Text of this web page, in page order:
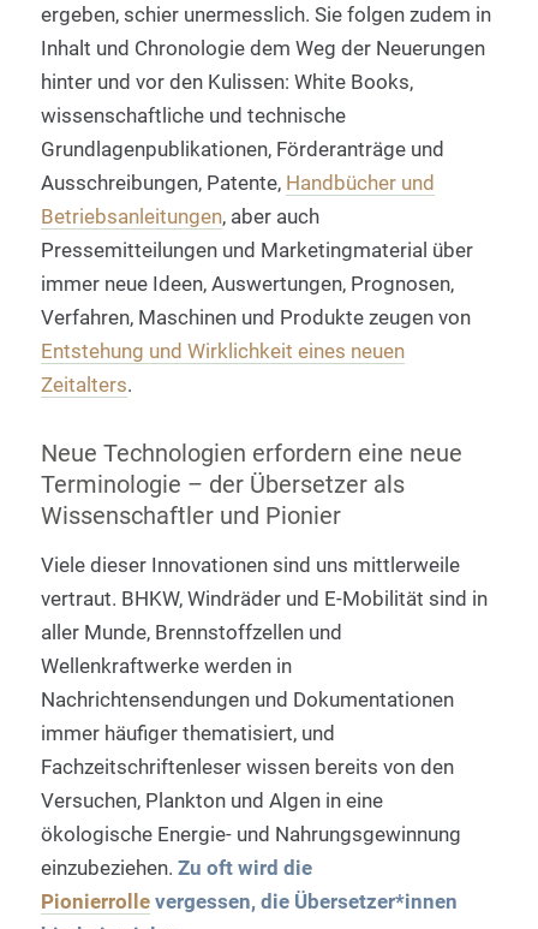
ergeben, schier unermesslich. Sie folgen zudem in
Inhalt und Chronologie dem Weg der Neuerungen
hinter und vor den Kulissen: White Books,
wissenschaftliche und technische
Grundlagenpublikationen, Förderanträge und
Ausschreibungen, Patente, Handbücher und
Betriebsanleitungen, aber auch
Pressemitteilungen und Marketingmaterial über
immer neue Ideen, Auswertungen, Prognosen,
Verfahren, Maschinen und Produkte zeugen von
Entstehung und Wirklichkeit eines neuen
Zeitalters.
Neue Technologien erfordern eine neue
Terminologie – der Übersetzer als
Wissenschaftler und Pionier
Viele dieser Innovationen sind uns mittlerweile
vertraut. BHKW, Windräder und E-Mobilität sind in
aller Munde, Brennstoffzellen und
Wellenkraftwerke werden in
Nachrichtensendungen und Dokumentationen
immer häufiger thematisiert, und
Fachzeitschriftenleser wissen bereits von den
Versuchen, Plankton und Algen in eine
ökologische Energie- und Nahrungsgewinnung
einzubeziehen. Zu oft wird die
Pionierrollevergessen, die Übersetzer*innen